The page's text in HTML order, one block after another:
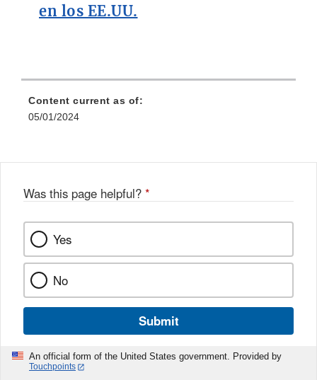
en los EE.UU.
Content current as of:
05/01/2024
Was this page helpful? *
Yes
No
Submit
An official form of the United States government. Provided by
Touchpoints